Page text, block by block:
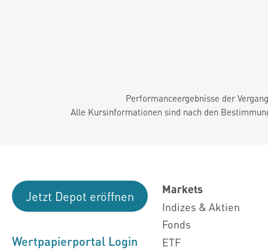
Performanceergebnisse der
Alle Kursinformationen sind nach den
Jetzt Depot eröffnen
Wertpapierportal Login
Markets
Indizes & Aktien
Fonds
ETF